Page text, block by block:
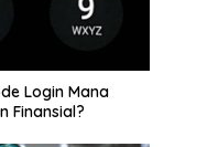
Login Mana
Finansial?